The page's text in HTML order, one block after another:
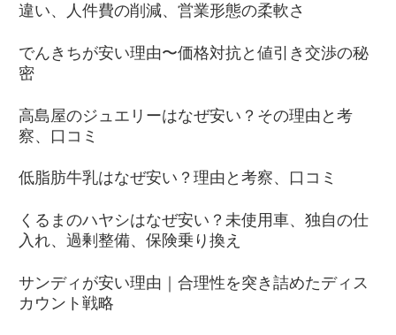
違い、人件費の削減、営業形態の柔軟さ
でんきちが安い理由〜価格対抗と値引き交渉の秘
密
高島屋のジュエリーはなぜ安い？その理由と考
察、口コミ
低脂肪牛乳はなぜ安い？理由と考察、口コミ
くるまのハヤシはなぜ安い？未使用車、独自の仕
入れ、過剰整備、保険乗り換え
サンディが安い理由｜合理性を突き詰めたディス
カウント戦略